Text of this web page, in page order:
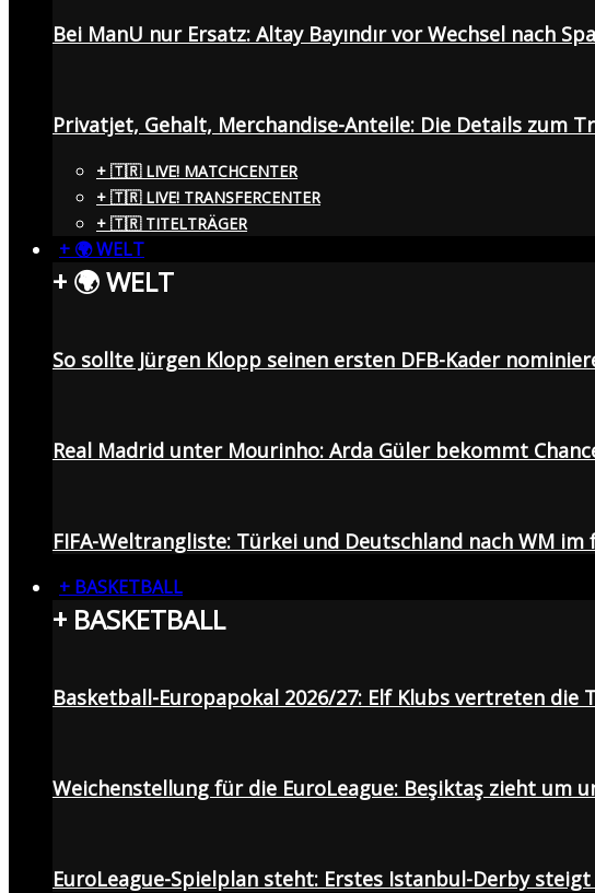
Bei ManU nur Ersatz: Altay Bayındır vor Wechsel nach
Privatjet, Gehalt, Merchandise-Anteile: Die Details zum
+ 🇹🇷 LIVE! MATCHCENTER
+ 🇹🇷 LIVE! TRANSFERCENTER
+ 🇹🇷 TITELTRÄGER
+ 🌍 WELT
+ 🌍 WELT
So sollte Jürgen Klopp seinen ersten DFB-Kader
Real Madrid unter Mourinho: Arda Güler bekommt
FIFA-Weltrangliste: Türkei und Deutschland nach WM im
+ BASKETBALL
+ BASKETBALL
Basketball-Europapokal 2026/27: Elf Klubs vertreten die
Weichenstellung für die EuroLeague: Beşiktaş zieht um
EuroLeague-Spielplan steht: Erstes Istanbul-Derby